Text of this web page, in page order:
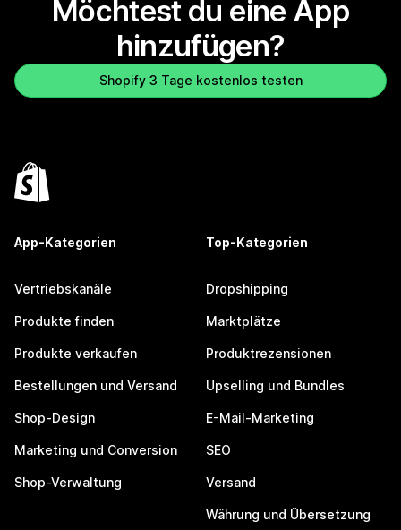
Möchtest du eine App
hinzufügen?
Shopify 3 Tage kostenlos testen
App-Kategorien
Vertriebskanäle
Produkte finden
Produkte verkaufen
Bestellungen und Versand
Shop-Design
Marketing und Conversion
Shop-Verwaltung
Top-Kategorien
Dropshipping
Marktplätze
Produktrezensionen
Upselling und Bundles
E-Mail-Marketing
SEO
Versand
Währung und Übersetzung